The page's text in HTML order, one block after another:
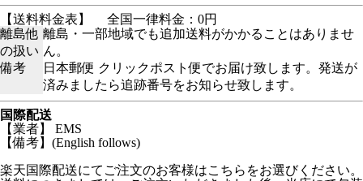
【送料料金表】
全国一律料金：0円
離島他
の扱い
離島・一部地域でも追加送料がかかることはありませ
ん。
備考
日本郵便 クリックポスト便でお届け致します。発送が
済みましたら追跡番号をお知らせ致します。
国際配送
【業者】 EMS
【備考】(English follows)
楽天国際配送にてご注文のお客様はこちらをお選びください。